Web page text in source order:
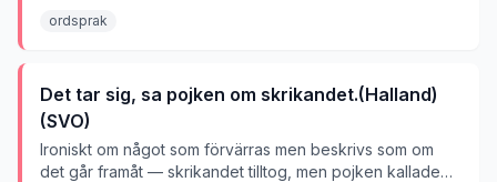
skada.
ordsprak
Det tar sig, sa pojken om skrikandet.(Halland)
(SVO)
Ironiskt om något som förvärras men beskrivs som om
det går framåt — skrikandet tilltog, men pojken kallade